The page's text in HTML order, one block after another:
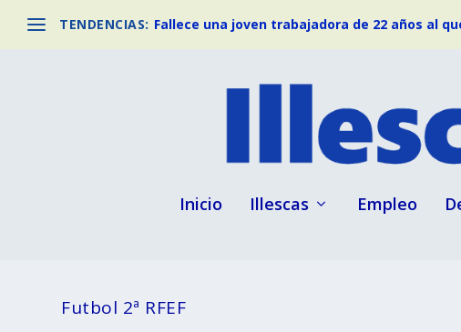
TENDENCIAS: Fallece una joven trabajadora de 22 años al
Inicio Illescas Empleo
Futbol 2ª RFEF